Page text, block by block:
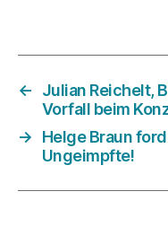
←
Julian Reichelt,
Vorfall beim
→
Helge Braun
Ungeimpfte!